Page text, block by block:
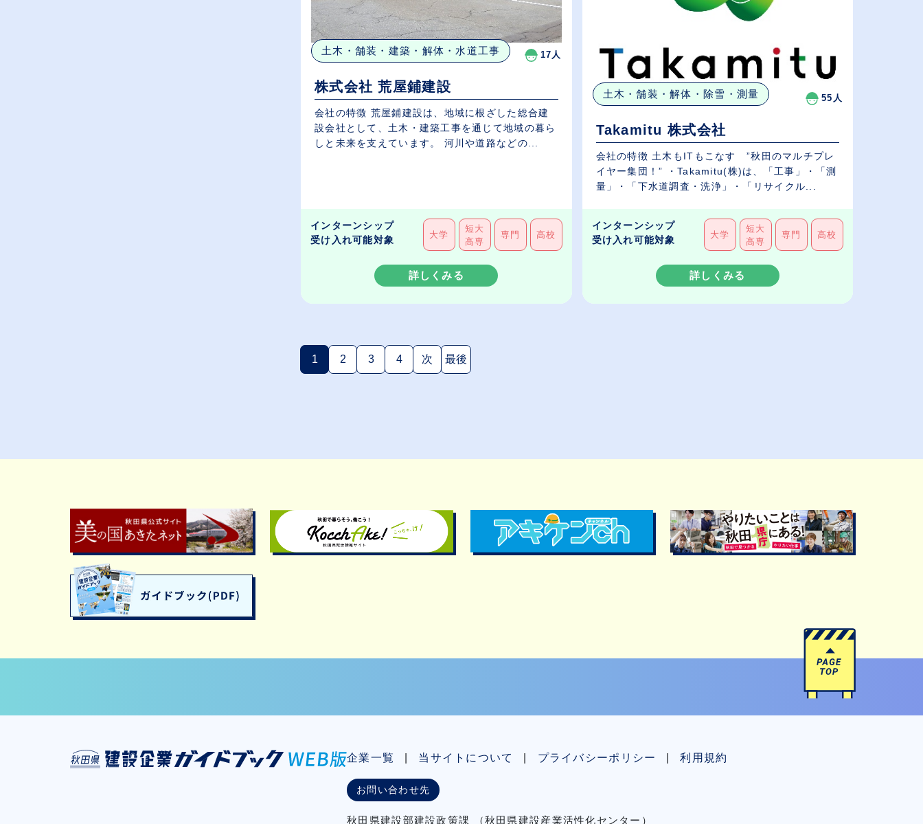
土木・舗装・建築・解体・水道工事 17人
株式会社 荒屋鋪建設
会社の特徴 荒屋鋪建設は、地域に根ざした総合建
設会社として、土木・建築工事を通じて地域の暮ら
しと未来を支えています。 河川や道路などの...
インターンシップ
受け入れ可能対象
大学
短大
高専
専門 高校
詳しくみる
土木・舗装・解体・除雪・測量 55人
Takamitu 株式会社
会社の特徴 土木もITもこなす ”秋田のマルチプレ
イヤー集団！” ・Takamitu(株)は、「工事」・「測
量」・「下水道調査・洗浄」・「リサイクル...
インターンシップ
受け入れ可能対象
大学
短大
高専
専門 高校
詳しくみる
1(現在のページ)
2 3 4 次 最後
企業一覧 当サイトについて プライバシーポリシー 利用規約
お問い合わせ先
秋⽥県建設部建設政策課 （秋⽥県建設産業活性化センター）